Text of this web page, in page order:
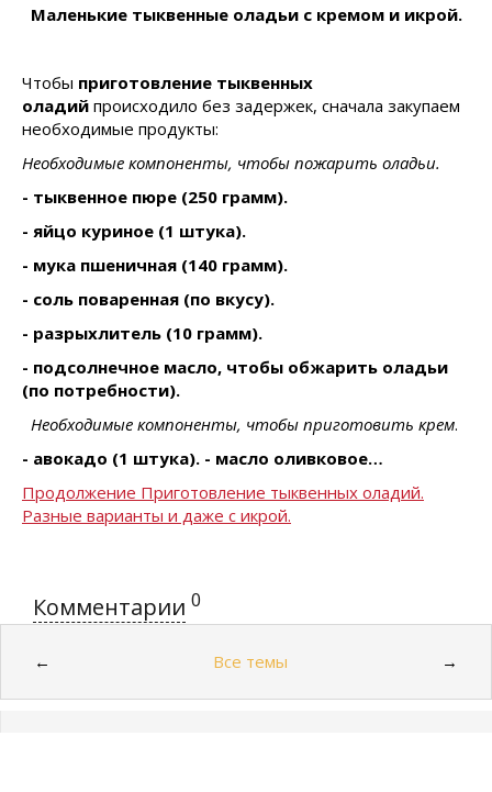
Маленькие тыквенные оладьи с кремом и икрой.
Чтобы приготовление тыквенных
оладий происходило без задержек, сначала закупаем
необходимые продукты:
Необходимые компоненты, чтобы пожарить оладьи.
- тыквенное пюре (250 грамм).
- яйцо куриное (1 штука).
- мука пшеничная (140 грамм).
- соль поваренная (по вкусу).
- разрыхлитель (10 грамм).
- подсолнечное масло, чтобы обжарить оладьи
(по потребности).
Необходимые компоненты, чтобы приготовить крем.
- авокадо (1 штука). - масло оливковое…
Продолжение Приготовление тыквенных оладий.
Разные варианты и даже с икрой.
Комментарии 0
← Все темы →